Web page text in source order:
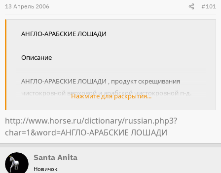
е
м
ч
а
л
13 Апрель 2006 #101
АНГЛО-АРАБСКИЕ ЛОШАДИ
Описание
АНГЛО-АРАБСКИЕ ЛОШАДИ , продукт скрещивания
чистокровной верховой и арабской чистокровной п-д.
считают полукровным англо-арабским, напр, венгер. п-
ду гидран. Особенно широко разводят в Польше и
Нажмите для раскрытия...
http://www.horse.ru/dictionary/russian.php3?
char=1&word=АНГЛО-АРАБСКИЕ ЛОШАДИ
Santa Anita
Новичок